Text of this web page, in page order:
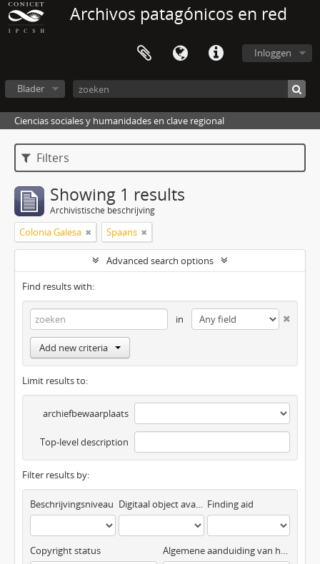
Archivos patagónicos en red
Inloggen
Blader
Ciencias sociales y humanidades en clave regional
Filters
Showing 1 results
Archivistische beschrijving
Colonia Galesa Spaans
Advanced search options
Find results with:
in
Add new criteria
Limit results to:
archiefbewaarplaats
Top-level description
Filter results by:
Beschrijvingsniveau Digitaal object available Finding aid
Copyright status Algemene aanduiding van het materiaal